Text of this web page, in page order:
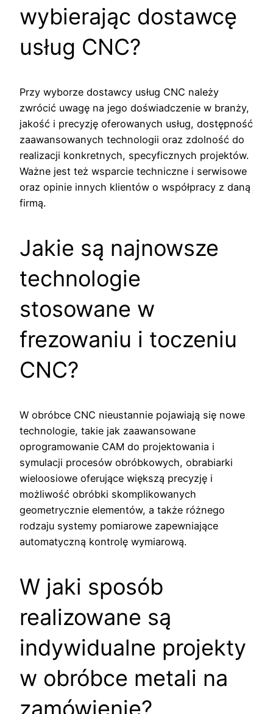
wybierając dostawcę
usług CNC?
Przy wyborze dostawcy usług CNC należy
zwrócić uwagę na jego doświadczenie w branży,
jakość i precyzję oferowanych usług, dostępność
zaawansowanych technologii oraz zdolność do
realizacji konkretnych, specyficznych projektów.
Ważne jest też wsparcie techniczne i serwisowe
oraz opinie innych klientów o współpracy z daną
firmą.
Jakie są najnowsze
technologie
stosowane w
frezowaniu i toczeniu
CNC?
W obróbce CNC nieustannie pojawiają się nowe
technologie, takie jak zaawansowane
oprogramowanie CAM do projektowania i
symulacji procesów obróbkowych, obrabiarki
wieloosiowe oferujące większą precyzję i
możliwość obróbki skomplikowanych
geometrycznie elementów, a także różnego
rodzaju systemy pomiarowe zapewniające
automatyczną kontrolę wymiarową.
W jaki sposób
realizowane są
indywidualne projekty
w obróbce metali na
zamówienie?